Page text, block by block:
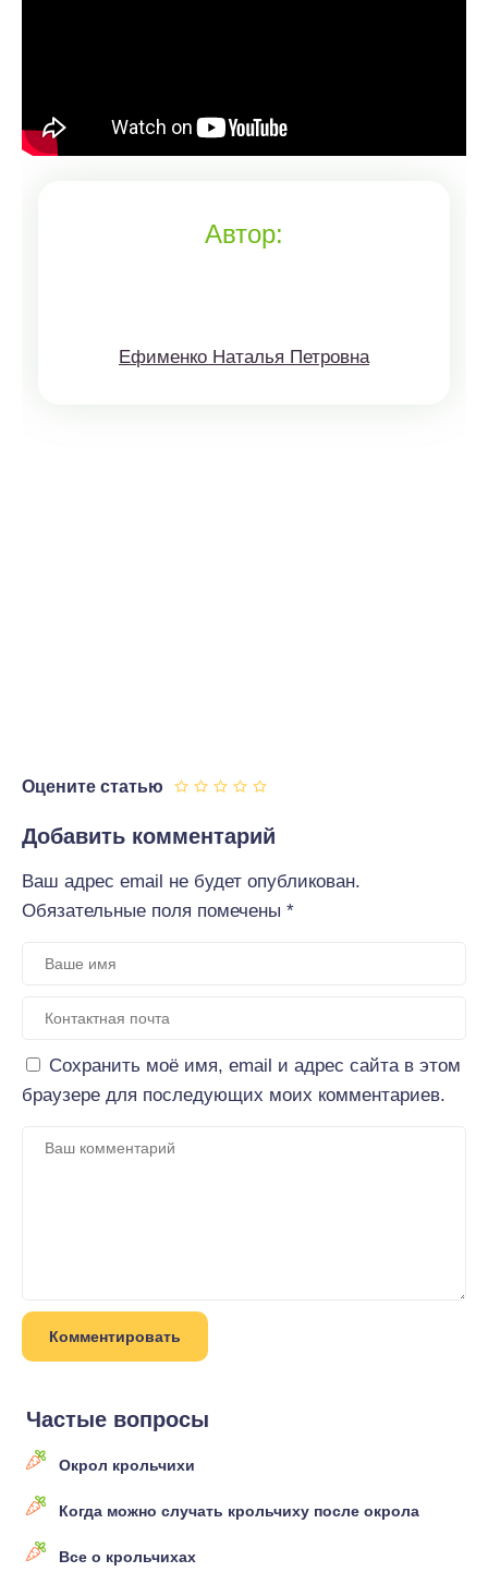
Автор:
Ефименко Наталья Петровна
Оцените статью
Добавить комментарий
Ваш адрес email не будет опубликован.
Обязательные поля помечены *
Сохранить моё имя, email и адрес сайта в этом
браузере для последующих моих комментариев.
Частые вопросы
Окрол крольчихи
Когда можно случать крольчиху после окрола
Все о крольчихах